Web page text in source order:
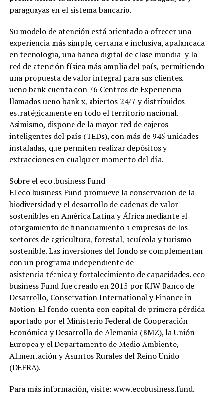
paraguayas en el sistema bancario.
Su modelo de atención está orientado a ofrecer una
experiencia más simple, cercana e inclusiva, apalancada
en tecnología, una banca digital de clase mundial y la
red de atención física más amplia del país, permitiendo
una propuesta de valor integral para sus clientes.
ueno bank cuenta con 76 Centros de Experiencia
llamados ueno bank x, abiertos 24/7 y distribuidos
estratégicamente en todo el territorio nacional.
Asimismo, dispone de la mayor red de cajeros
inteligentes del país (TEDs), con más de 945 unidades
instaladas, que permiten realizar depósitos y
extracciones en cualquier momento del día.
Sobre el eco .business Fund
El eco business Fund promueve la conservación de la
biodiversidad y el desarrollo de cadenas de valor
sostenibles en América Latina y África mediante el
otorgamiento de financiamiento a empresas de los
sectores de agricultura, forestal, acuícola y turismo
sostenible. Las inversiones del fondo se complementan
con un programa independiente de
asistencia técnica y fortalecimiento de capacidades. eco
business Fund fue creado en 2015 por KfW Banco de
Desarrollo, Conservation International y Finance in
Motion. El fondo cuenta con capital de primera pérdida
aportado por el Ministerio Federal de Cooperación
Económica y Desarrollo de Alemania (BMZ), la Unión
Europea y el Departamento de Medio Ambiente,
Alimentación y Asuntos Rurales del Reino Unido
(DEFRA).
Para más información, visite: www.ecobusiness.fund.